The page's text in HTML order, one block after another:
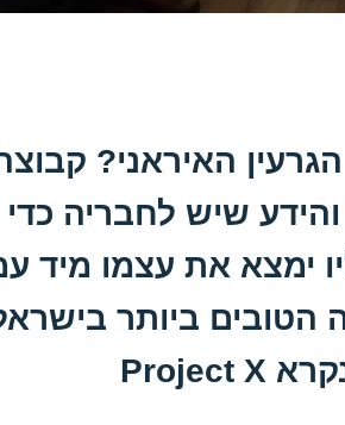
האיראני?
שיש לחבריה כדי
ימצא את עצמו מיד
הטובים ביותר